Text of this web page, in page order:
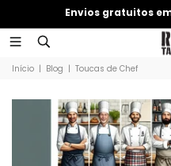
Envios gratuitos
Início | Blog | Toucas de Chef